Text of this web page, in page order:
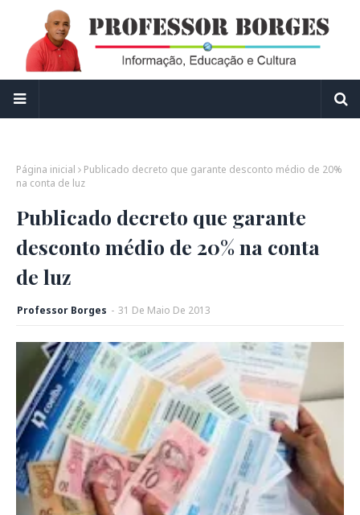
Página inicial
Publicado decreto que garante desconto médio de 20%
na conta de luz
Publicado decreto que garante
desconto médio de 20% na conta
de luz
Professor Borges - 31 De Maio De 2013